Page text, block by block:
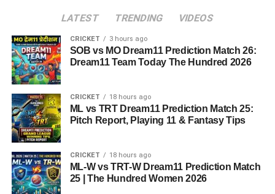
LATEST TRENDING VIDEOS
CRICKET 3 hours ago
SOB vs MO Dream11 Prediction Match 26:
Dream11 Team Today The Hundred 2026
CRICKET 18 hours ago
ML vs TRT Dream11 Prediction Match 25:
Pitch Report, Playing 11 & Fantasy Tips
CRICKET 18 hours ago
ML-W vs TRT-W Dream11 Prediction Match
25 | The Hundred Women 2026